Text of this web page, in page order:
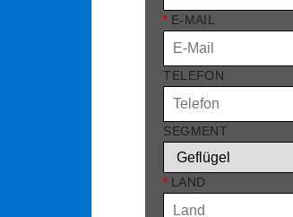
* E-MAIL
TELEFON
SEGMENT
* LAND